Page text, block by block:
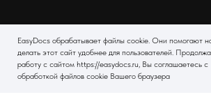
EasyDocs обрабатывает файлы cookie. Они помогают
делать этот сайт удобнее для пользователей.
работу с сайтом https://easydocs.ru, Вы соглашаетесь с
обработкой файлов cookie Вашего браузера